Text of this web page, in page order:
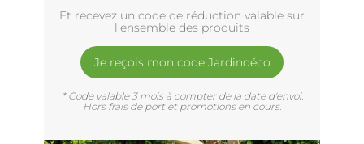
Et recevez un code de réduction valable sur
l'ensemble des produits
Je reçois mon code Jardindéco
* Code valable 3 mois à compter de la date d'envoi.
Hors frais de port et promotions en cours.